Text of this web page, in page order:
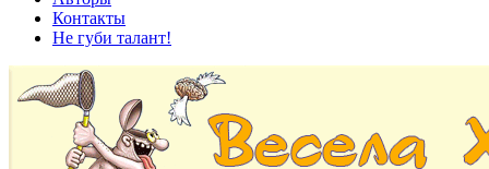
Контакты
Не губи талант!